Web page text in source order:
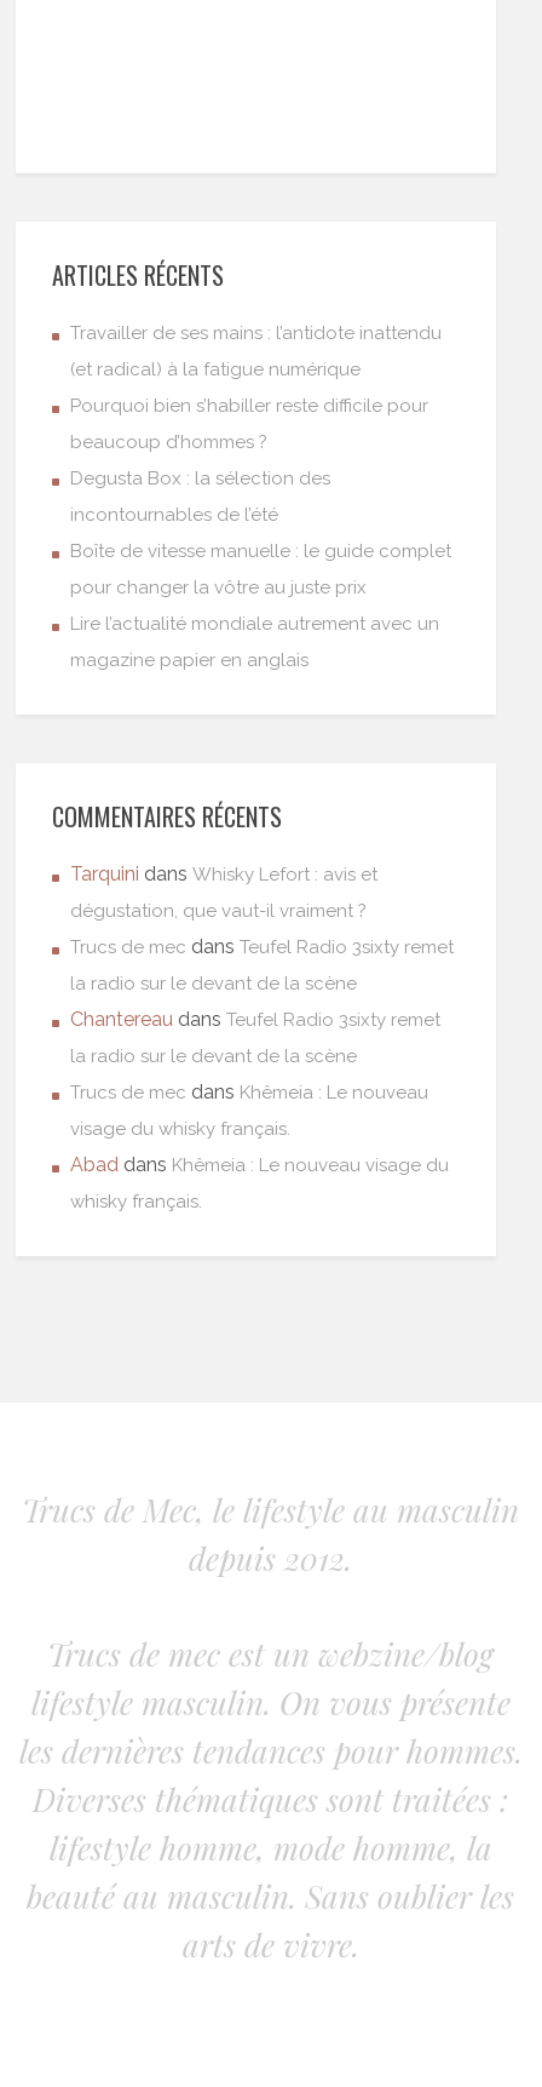
ARTICLES RÉCENTS
Travailler de ses mains : l’antidote inattendu
(et radical) à la fatigue numérique
Pourquoi bien s’habiller reste difficile pour
beaucoup d’hommes ?
Degusta Box : la sélection des
incontournables de l’été
Boîte de vitesse manuelle : le guide complet
pour changer la vôtre au juste prix
Lire l’actualité mondiale autrement avec un
magazine papier en anglais
COMMENTAIRES RÉCENTS
Tarquini dansWhisky Lefort : avis et
dégustation, que vaut-il vraiment ?
Trucs de mec dansTeufel Radio 3sixty remet
la radio sur le devant de la scène
Chantereau dansTeufel Radio 3sixty remet
la radio sur le devant de la scène
Trucs de mec dans Khêmeia : Le nouveau
visage du whisky français.
Abad dans Khêmeia : Le nouveau visage du
whisky français.
Trucs de Mec, le lifestyle au masculin
depuis 2012.
Trucs de mec est un webzine/blog
lifestyle masculin. On vous présente
les dernières tendances pour hommes.
Diverses thématiques sont traitées :
lifestyle homme, mode homme, la
beauté au masculin. Sans oublier les
arts de vivre.